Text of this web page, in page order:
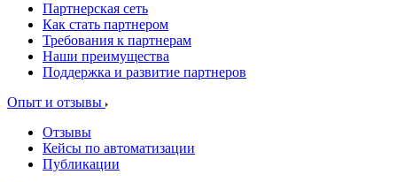
Партнерская сеть
Как стать партнером
Требования к партнерам
Наши преимущества
Поддержка и развитие партнеров
Опыт и отзывы
Отзывы
Кейсы по автоматизации
Публикации